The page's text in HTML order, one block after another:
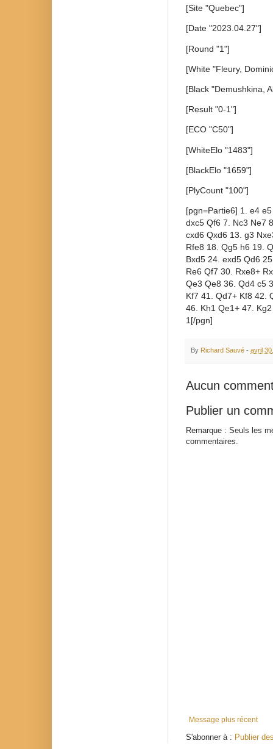
[Site "Quebec"]
[Date "2023.04.27"]
[Round "1"]
[White "Fleury,
[Black "Demushkina,
[Result "0-1"]
[ECO "C50"]
[WhiteElo "1483"]
[BlackElo "1659"]
[PlyCount "100"]
[pgn=Partie6] 1. e4
dxc5 Qf6 7. Nc3 Ne7
cxd6 Qxd6 13. g3
Rfe8 18. Qg5 h6 19.
Bxd5 24. exd5 Qd6
Re6 Qf7 30. Rxe8+
Qe3 Qe8 36. Qd4 c5
Kf7 41. Qd7+ Kf8 42.
46. Kh1 Qe1+ 47.
1[/pgn]
By Richard Sauvé - avril
Aucun
Publier un
Remarque : Seuls les
commentaires.
Message plus récent
S'abonner à : Publier